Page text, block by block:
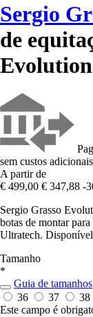
Sergio
de
sem custos
A partir de
€ 499,00 € 347,88 -
Sergio Grasso
botas de montar
Ultratech.
Tamanho
*
Guia de tamanhos
36
37 38
Este campo é